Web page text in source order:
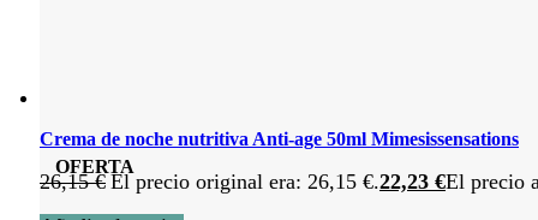
OFERTA
Crema de noche nutritiva Anti-age 50ml Mimesissensations
26,15€ El precio original era: 26,15 €.22,23 €El precio